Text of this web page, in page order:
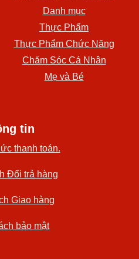
Danh mục
Thực Phẩm
Thực Phẩm Chức Năng
Chăm Sóc Cá Nhân
Mẹ và Bé
tin
thanh toán.
Đổi trả hàng
Giao hàng
bảo mật